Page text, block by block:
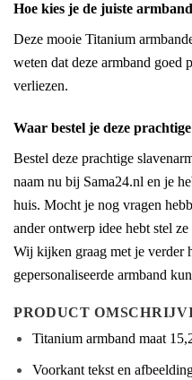
Hoe kies je de juiste
Deze mooie Titanium
weten dat deze armband goed
verliezen.
Waar bestel je deze
Bestel deze prachtige
naam nu bij Sama24.nl en je
huis. Mocht je nog vragen
ander ontwerp idee hebt stel
Wij kijken graag met je verder
gepersonaliseerde armband
PRODUCT
Titanium armband maat
Voorkant tekst en